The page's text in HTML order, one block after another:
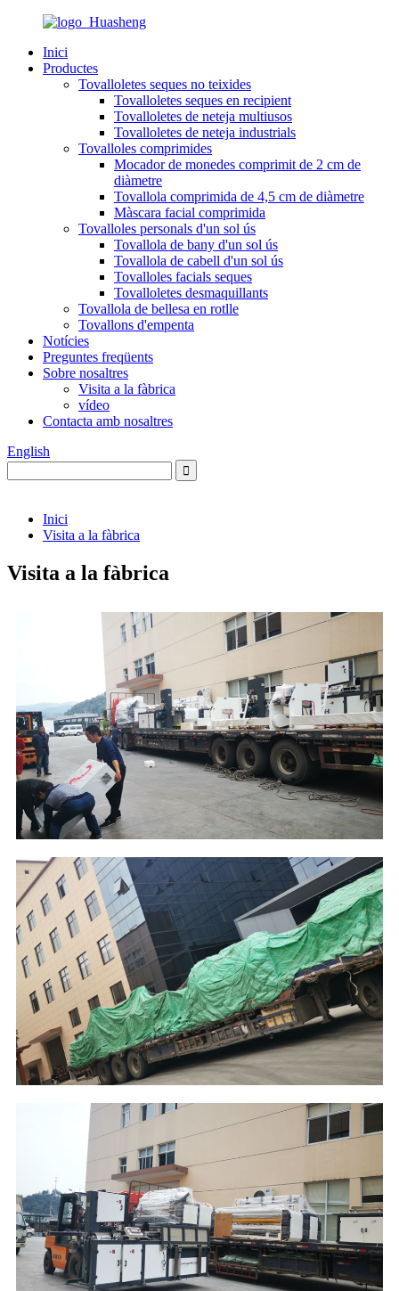
Inici
Productes
Tovalloletes seques no teixides
Tovalloletes seques en recipient
Tovalloletes de neteja multiusos
Tovalloletes de neteja industrials
Tovalloles comprimides
Mocador de monedes comprimit de 2 cm de
diàmetre
Tovallola comprimida de 4,5 cm de diàmetre
Màscara facial comprimida
Tovalloles personals d'un sol ús
Tovallola de bany d'un sol ús
Tovallola de cabell d'un sol ús
Tovalloles facials seques
Tovalloletes desmaquillants
Tovallola de bellesa en rotlle
Tovallons d'empenta
Notícies
Preguntes freqüents
Sobre nosaltres
Visita a la fàbrica
vídeo
Contacta amb nosaltres
English
Inici
Visita a la fàbrica
Visita a la fàbrica